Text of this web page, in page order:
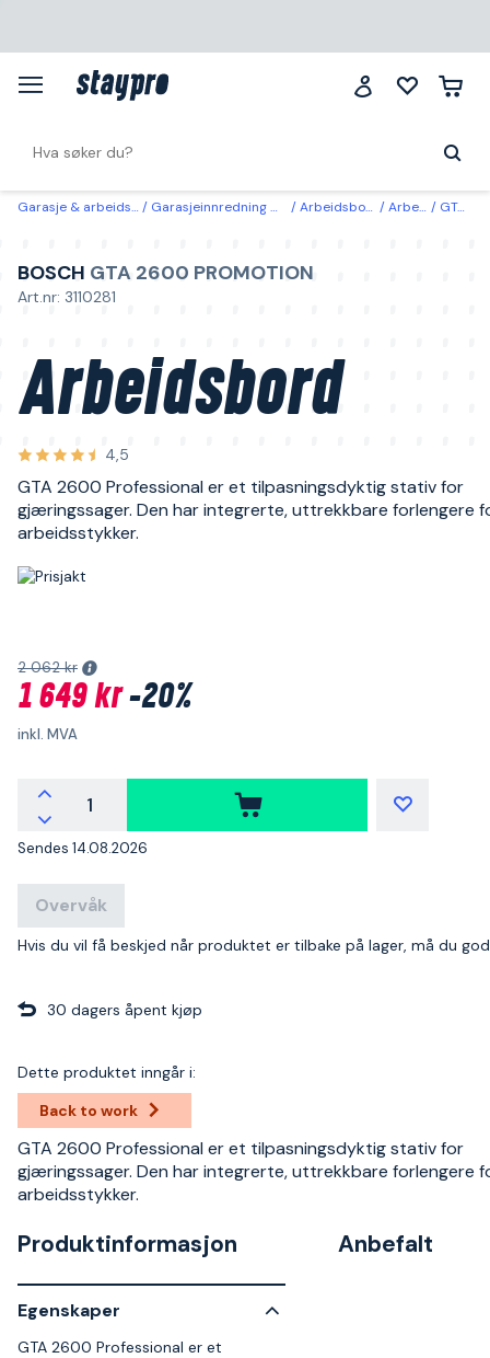
Garasje & arbeidsplass Garasjeinnredning & oppbevaring Arbeidsbord & rullevogner Arbeidsbenker & -bord GTA 2600 PROMOTION Bosch Arbeidsbord
BOSCH GTA 2600 PROMOTION
Art.nr: 3110281
Arbeidsbord
4,5
GTA 2600 Professional er et tilpasningsdyktig stativ for
gjæringssager. Den har integrerte, uttrekkbare forlengere
arbeidsstykker.
2 062 kr
1 649 kr-20%
inkl. MVA
Sendes 14.08.2026
Overvåk
Hvis du vil få beskjed når produktet er tilbake på lager, må du
30 dagers åpent kjøp
Dette produktet inngår i:
Back to work
GTA 2600 Professional er et tilpasningsdyktig stativ for
gjæringssager. Den har integrerte, uttrekkbare forlengere
arbeidsstykker.
Produktinformasjon
Egenskaper
GTA 2600 Professional er et
Anbefalt